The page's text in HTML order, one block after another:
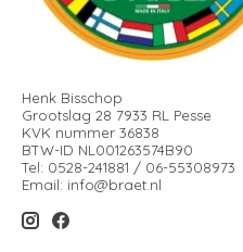
Henk Bisschop
Grootslag 28 7933 RL Pesse
KVK nummer 36838
BTW-ID NL001263574B90
Tel: 0528-241881 / 06-55308973
Email: info@braet.nl